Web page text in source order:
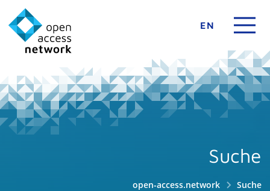
EN
Suche
open-access.network Suche